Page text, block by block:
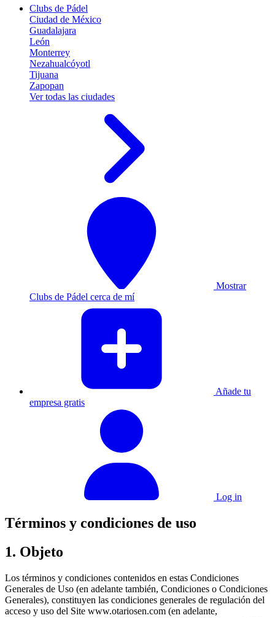
Clubs de Pádel
Ciudad de México
Guadalajara
León
Monterrey
Nezahualcóyotl
Tijuana
Zapopan
Ver todas las ciudades
Mostrar
Clubs de Pádel cerca de mí
Añade tu
empresa gratis
Log in
Términos y condiciones de uso
1. Objeto
Los términos y condiciones contenidos en estas Condiciones
Generales de Uso (en adelante también, Condiciones o Condiciones
Generales), constituyen las condiciones generales de regulación del
acceso y uso del Site www.otariosen.com (en adelante,